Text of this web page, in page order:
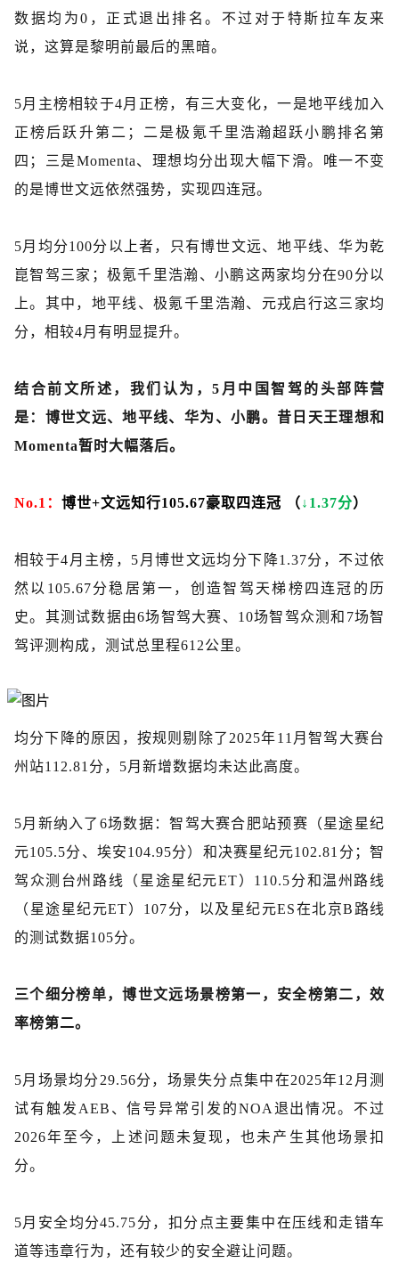
数据均为0，正式退出排名。不过对于特斯拉车友来
说，这算是黎明前最后的黑暗。
5月主榜相较于4月正榜，有三大变化，一是地平线加入
正榜后跃升第二；二是极氪千里浩瀚超跃小鹏排名第
四；三是Momenta、理想均分出现大幅下滑。唯一不变
的是博世文远依然强势，实现四连冠。
5月均分100分以上者，只有博世文远、地平线、华为乾
崑智驾三家；极氪千里浩瀚、小鹏这两家均分在90分以
上。其中，地平线、极氪千里浩瀚、元戎启行这三家均
分，相较4月有明显提升。
结合前文所述，我们认为， 5月中国智驾的头部阵营
是：博世文远、地平线、华为、小鹏。昔日天王理想和
Momenta暂时大幅落后。
No.1： 博世+文远知行105.67豪取四连冠 （ ↓1.37分）
相较于4月主榜，5月博世文远均分下降1.37分，不过依
然以105.67分稳居第一，创造智驾天梯榜四连冠的历
史。其测试数据由6场智驾大赛、10场智驾众测和7场智
驾评测构成，测试总里程612公里。
均分下降的原因，按规则剔除了 2025年11月智驾大赛台
州站112.81分，5月新增数据均未达此高度。
5月新纳入了6场数据：智驾大赛合肥站预赛（星途星纪
元105.5分、埃安104.95分）和决赛星纪元102.81分；智
驾众测台州路线（星途星纪元ET）110.5分和温州路线
（星途星纪元ET）107分，以及星纪元ES在北京B路线
的测试数据105分。
三个细分榜单，博世文远场景榜第一，安全榜第二，效
率榜第二。
5月场景均分29.56分，场景失分点集中在2025年12月测
试有触发AEB、信号异常引发的NOA退出情况。不过
2026年至今，上述问题未复现，也未产生其他场景扣
分。
5月 安全均分45.75分， 扣分 点主要集中在压线和 走错车
道等违章行为， 还有较少的安全避让问题。